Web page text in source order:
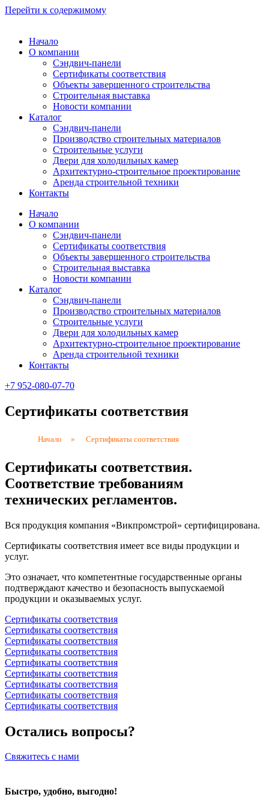
Перейти к содержимому
Начало
О компании
Сэндвич-панели
Сертификаты соответствия
Объекты завершенного строительства
Строительная выставка
Новости компании
Каталог
Сэндвич-панели
Производство строительных материалов
Строительные услуги
Двери для холодильных камер
Архитектурно-строительное проектирование
Аренда строительной техники
Контакты
Начало
О компании
Сэндвич-панели
Сертификаты соответствия
Объекты завершенного строительства
Строительная выставка
Новости компании
Каталог
Сэндвич-панели
Производство строительных материалов
Строительные услуги
Двери для холодильных камер
Архитектурно-строительное проектирование
Аренда строительной техники
Контакты
+7 952-080-07-70
Сертификаты соответствия
Начало » Сертификаты соответствия
Сертификаты соответствия.
Соответствие требованиям
технических регламентов.
Вся продукция компания «Викпромстрой» сертифицирована.
Сертификаты соответствия имеет все виды продукции и
услуг.
Это означает, что компетентные государственные органы
подтверждают качество и безопасность выпускаемой
продукции и оказываемых услуг.
Сертификаты соответствия
Сертификаты соответствия
Сертификаты соответствия
Сертификаты соответствия
Сертификаты соответствия
Сертификаты соответствия
Сертификаты соответствия
Сертификаты соответствия
Сертификаты соответствия
Остались вопросы?
Свяжитесь с нами
Быстро, удобно, выгодно!